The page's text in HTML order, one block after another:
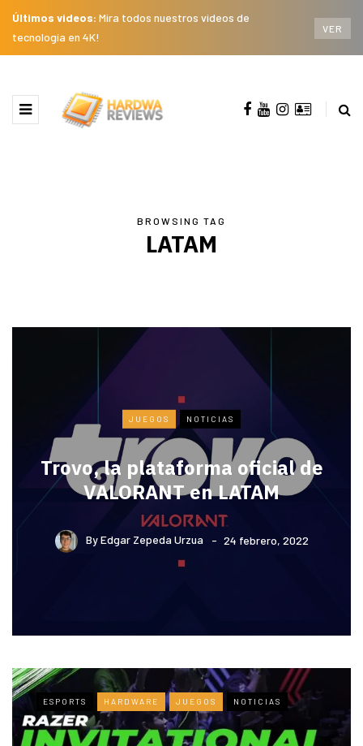
Últimos videos: Mira todos nuestros videos de
tecnología en 4K!
VER
BROWSING TAG
LATAM
JUEGOS NOTICIAS
Trovo, la plataforma oficial de
VALORANT en LATAM
ByEdgar Zepeda Urzua 24 febrero, 2022
ESPORTS HARDWARE JUEGOS NOTICIAS